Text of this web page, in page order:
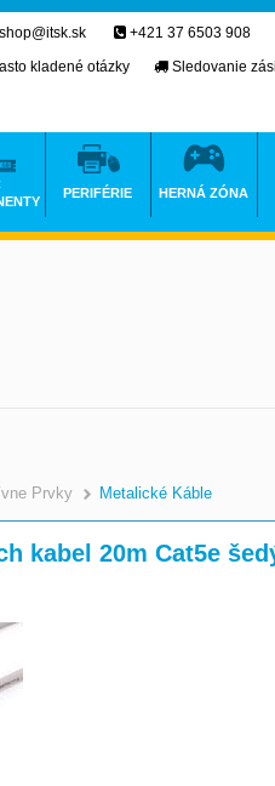
Prvky >
Metalické Káble
kabel 20m Cat5e
+421 37 6503 908
kladené otázky
Sledovanie
PERIFÉRIE HERNÁ ZÓNA